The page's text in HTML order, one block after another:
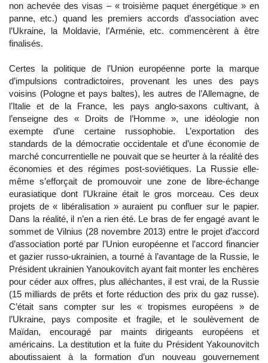
non achevée des visas – « troisième paquet énergétique » en
panne, etc.) quand les premiers accords d’association avec
l’Ukraine, la Moldavie, l’Arménie, etc. commencèrent à être
finalisés.
Certes la politique de l’Union européenne porte la marque
d’impulsions contradictoires, provenant les unes des pays
voisins (Pologne et pays baltes), les autres de l’Allemagne, de
l’Italie et de la France, les pays anglo-saxons cultivant, à
l’enseigne des « Droits de l’Homme », une idéologie non
exempte d’une certaine russophobie. L’exportation des
standards de la démocratie occidentale et d’une économie de
marché concurrentielle ne pouvait que se heurter à la réalité des
économies et des régimes post-soviétiques. La Russie elle-
même s’efforçait de promouvoir une zone de libre-échange
eurasiatique dont l’Ukraine était le gros morceau. Ces deux
projets de « libéralisation » auraient pu confluer sur le papier.
Dans la réalité, il n’en a rien été. Le bras de fer engagé avant le
sommet de Vilnius (28 novembre 2013) entre le projet d’accord
d’association porté par l’Union européenne et l’accord financier
et gazier russo-ukrainien, a tourné à l’avantage de la Russie, le
Président ukrainien Yanoukovitch ayant fait monter les enchères
pour céder aux offres, plus alléchantes, il est vrai, de la Russie
(15 milliards de prêts et forte réduction des prix du gaz russe).
C’était sans compter sur les « tropismes européens » de
l’Ukraine, pays composite et fragile, et le soulèvement de
Maïdan, encouragé par maints dirigeants européens et
américains. La destitution et la fuite du Président Yakounovitch
aboutissaient à la formation d’un nouveau gouvernement